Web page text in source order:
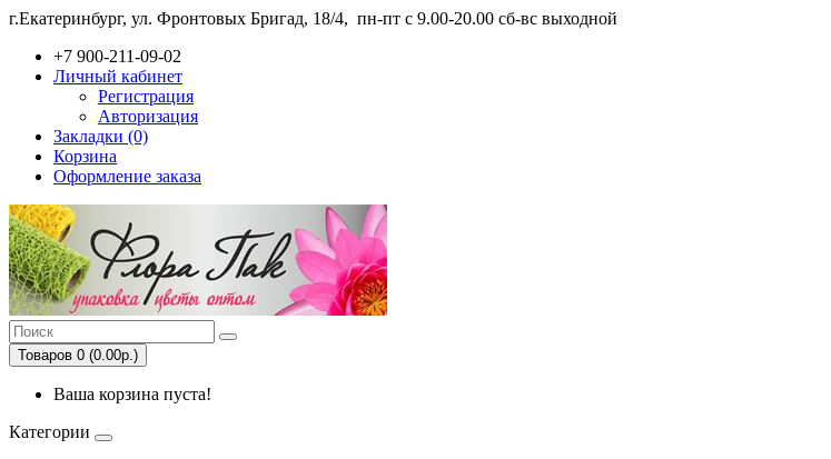
г.Екатеринбург, ул. Фронтовых Бригад, 18/4, пн-пт с 9.00-20.00 сб-вс выходной
+7 900-211-09-02
Личный кабинет
Регистрация
Авторизация
Закладки (0)
Корзина
Оформление заказа
Товаров 0 (0.00р.)
Ваша корзина пуста!
Категории